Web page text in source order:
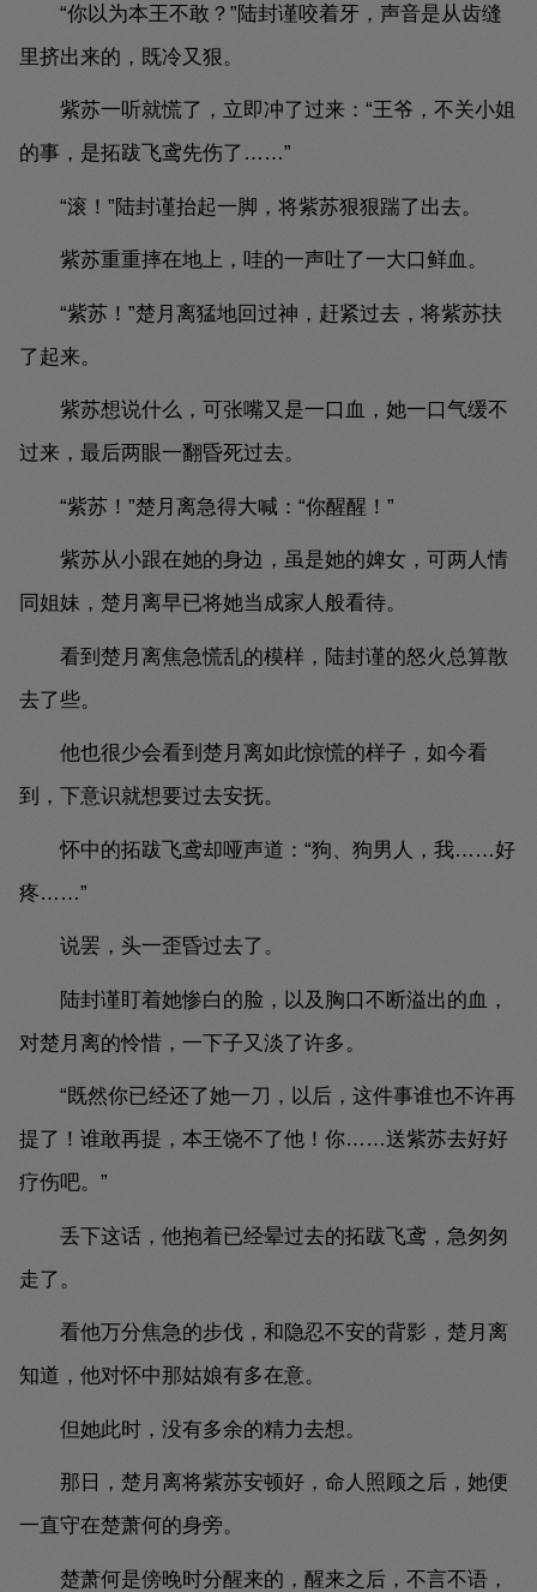
“你以为本王不敢？”陆封谨咬着牙，声音是从齿缝
里挤出来的，既冷又狠。
紫苏一听就慌了，立即冲了过来：“王爷，不关小姐
的事，是拓跋飞鸢先伤了……”
“滚！”陆封谨抬起一脚，将紫苏狠狠踹了出去。
紫苏重重摔在地上，哇的一声吐了一大口鲜血。
“紫苏！”楚月离猛地回过神，赶紧过去，将紫苏扶
了起来。
紫苏想说什么，可张嘴又是一口血，她一口气缓不
过来，最后两眼一翻昏死过去。
“紫苏！”楚月离急得大喊：“你醒醒！”
紫苏从小跟在她的身边，虽是她的婢女，可两人情
同姐妹，楚月离早已将她当成家人般看待。
看到楚月离焦急慌乱的模样，陆封谨的怒火总算散
去了些。
他也很少会看到楚月离如此惊慌的样子，如今看
到，下意识就想要过去安抚。
怀中的拓跋飞鸢却哑声道：“狗、狗男人，我……好
疼……”
说罢，头一歪昏过去了。
陆封谨盯着她惨白的脸，以及胸口不断溢出的血，
对楚月离的怜惜，一下子又淡了许多。
“既然你已经还了她一刀，以后，这件事谁也不许再
提了！谁敢再提，本王饶不了他！你……送紫苏去好好
疗伤吧。”
丢下这话，他抱着已经晕过去的拓跋飞鸢，急匆匆
走了。
看他万分焦急的步伐，和隐忍不安的背影，楚月离
知道，他对怀中那姑娘有多在意。
但她此时，没有多余的精力去想。
那日，楚月离将紫苏安顿好，命人照顾之后，她便
一直守在楚萧何的身旁。
楚萧何是傍晚时分醒来的，醒来之后，不言不语，